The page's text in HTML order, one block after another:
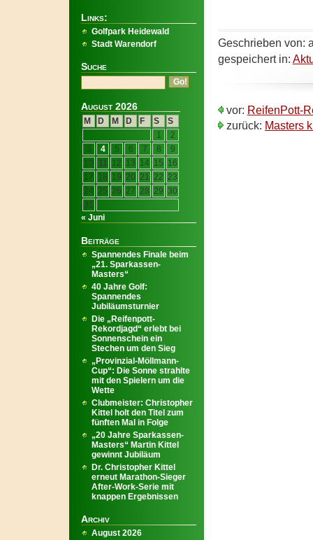
Geschrieben von:
gespeichert in:
vor: ReifenPott-
zurück: Masters
Links:
Golfpark Heidewald
Stadt Warendorf
Suche
August 2026
M D M D F S
S
1
2
3
4 5 6 7 8
9
10
11 12 13 14 15 16
17 18 19 20 21 22 23
24 25 26 27 28 29 30
31
« Juni
Beiträge
Spannendes Finale beim
„21. Sparkassen-
Masters“
40 Jahre Golf:
Spannendes
Jubiläumsturnier
Die „Reifenpott-
Rekordjagd“ erlebt bei
Sonnenschein ein
Stechen um den Sieg
„Provinzial-Möllmann-
Cup“: Die Sonne strahlte
mit den Spielern um die
Wette
Clubmeister: Christopher
Kittel holt den Titel zum
fünften Mal in Folge
„20 Jahre Sparkassen-
Masters“ Martin Kittel
gewinnt Jubiläum
Dr. Christopher Kittel
erneut Marathon-Sieger
After-Work-Serie mit
knappen Ergebnissen
Archiv
August 2026